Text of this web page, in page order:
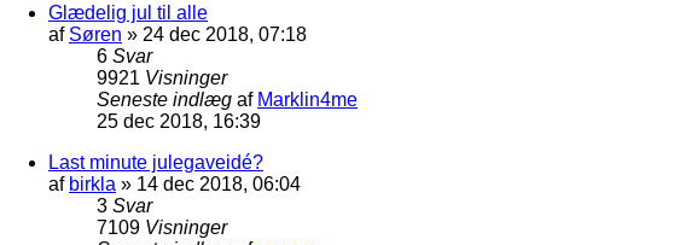
Glædelig jul til alle
af Søren » 24 dec 2018, 07:18
6 Svar
9921 Visninger
Seneste indlæg af Marklin4me
25 dec 2018, 16:39
Last minute julegaveidé?
af birkla » 14 dec 2018, 06:04
3 Svar
7109 Visninger